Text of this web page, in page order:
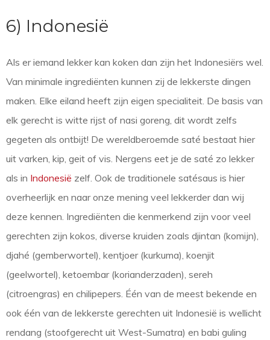
6) Indonesië
Als er iemand lekker kan koken dan zijn het Indonesiërs wel.
Van minimale ingrediënten kunnen zij de lekkerste dingen
maken. Elke eiland heeft zijn eigen specialiteit. De basis van
elk gerecht is witte rijst of nasi goreng, dit wordt zelfs
gegeten als ontbijt! De wereldberoemde saté bestaat hier
uit varken, kip, geit of vis. Nergens eet je de saté zo lekker
als in Indonesië zelf. Ook de traditionele satésaus is hier
overheerlijk en naar onze mening veel lekkerder dan wij
deze kennen. Ingrediënten die kenmerkend zijn voor veel
gerechten zijn kokos, diverse kruiden zoals djintan (komijn),
djahé (gemberwortel), kentjoer (kurkuma), koenjit
(geelwortel), ketoembar (korianderzaden), sereh
(citroengras) en chilipepers. Één van de meest bekende en
ook één van de lekkerste gerechten uit Indonesië is wellicht
rendang (stoofgerecht uit West-Sumatra) en babi guling